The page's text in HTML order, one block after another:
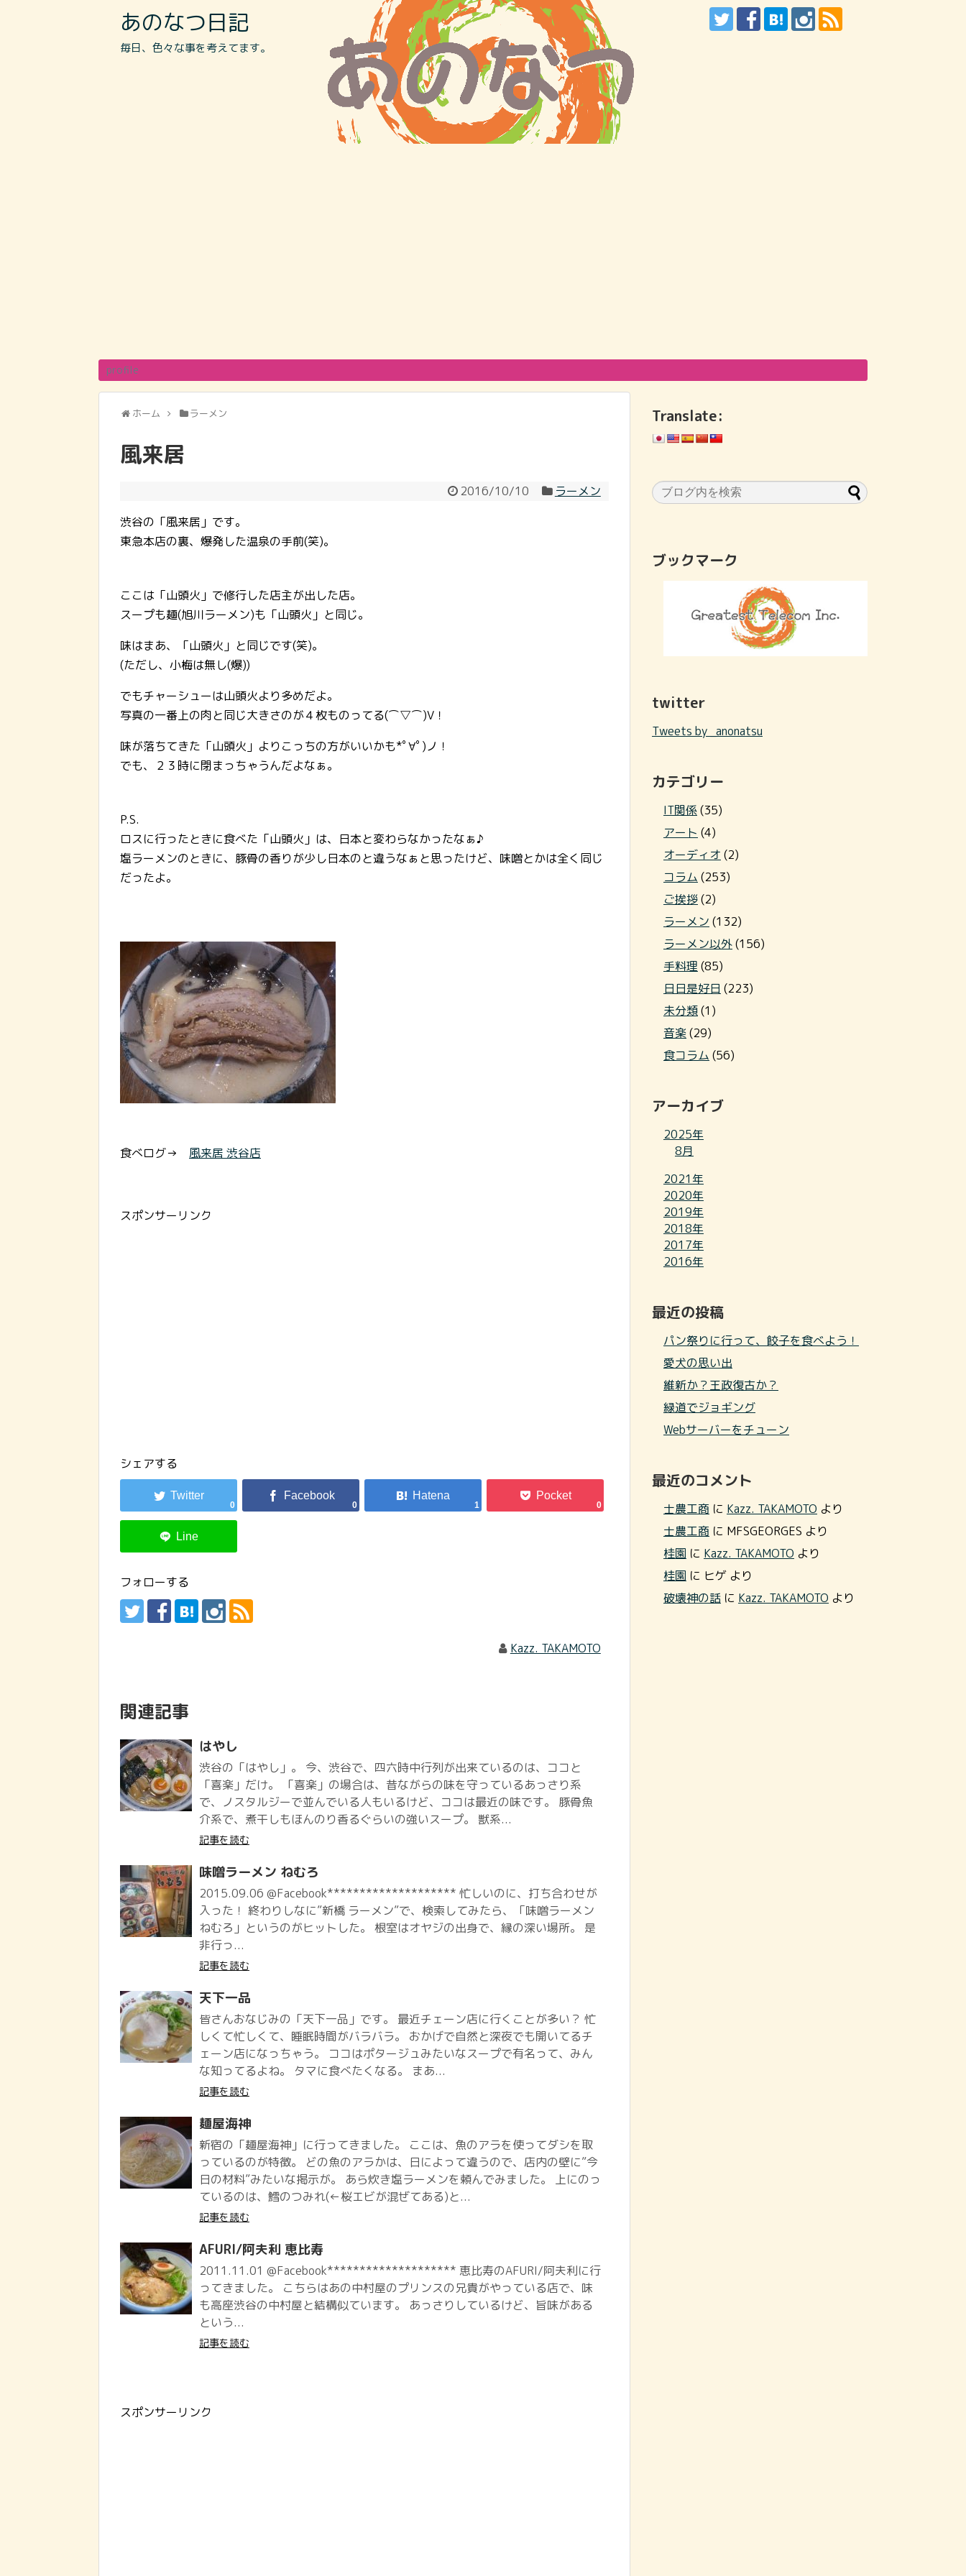
あのなつ日記
毎日、色々な事を考えてます。
profile
ホーム ラーメン
風来居
2016/10/10
ラーメン
渋谷の「風来居」です。
東急本店の裏、爆発した温泉の手前(笑)。
ここは「山頭火」で修行した店主が出した店。
スープも麺(旭川ラーメン)も「山頭火」と同じ。
味はまあ、「山頭火」と同じです(笑)。
(ただし、小梅は無し(爆))
でもチャーシューは山頭火より多めだよ。
写真の一番上の肉と同じ大きさのが４枚ものってる(⌒▽⌒)V！
味が落ちてきた「山頭火」よりこっちの方がいいかも*ﾟ∀ﾟ)ノ！
でも、２３時に閉まっちゃうんだよなぁ。
P.S.
ロスに行ったときに食べた「山頭火」は、日本と変わらなかったなぁ♪
塩ラーメンのときに、豚骨の香りが少し日本のと違うなぁと思ったけど、味噌とかは全く同じ
だったよ。
食べログ→ 風来居 渋谷店
スポンサーリンク
シェアする
0 0 1 0
フォローする
Kazz. TAKAMOTO
関連記事
はやし
渋谷の「はやし」。 今、渋谷で、四六時中行列が出来ているのは、ココと
「喜楽」だけ。 「喜楽」の場合は、昔ながらの味を守っているあっさり系
で、ノスタルジーで並んでいる人もいるけど、ココは最近の味です。 豚骨魚
介系で、煮干しもほんのり香るぐらいの強いスープ。 獣系...
記事を読む
味噌ラーメン ねむろ
2015.09.06 @Facebook******************** 忙しいのに、打ち合わせが
入った！ 終わりしなに”新橋 ラーメン”で、検索してみたら、「味噌ラーメン
ねむろ」というのがヒットした。 根室はオヤジの出身で、縁の深い場所。 是
非行っ...
記事を読む
天下一品
皆さんおなじみの「天下一品」です。 最近チェーン店に行くことが多い？ 忙
しくて忙しくて、睡眠時間がバラバラ。 おかげで自然と深夜でも開いてるチ
ェーン店になっちゃう。 ココはポタージュみたいなスープで有名って、みん
な知ってるよね。 タマに食べたくなる。 まあ...
記事を読む
麺屋海神
新宿の「麺屋海神」に行ってきました。 ここは、魚のアラを使ってダシを取
っているのが特徴。 どの魚のアラかは、日によって違うので、店内の壁に”今
日の材料”みたいな掲示が。 あら炊き塩ラーメンを頼んでみました。 上にのっ
ているのは、鱈のつみれ(←桜エビが混ぜてある)と...
記事を読む
AFURI/阿夫利 恵比寿
2011.11.01 @Facebook******************** 恵比寿のAFURI/阿夫利に行
ってきました。 こちらはあの中村屋のプリンスの兄貴がやっている店で、味
も高座渋谷の中村屋と結構似ています。 あっさりしているけど、旨味がある
という...
記事を読む
スポンサーリンク
Translate:
ブックマーク
twitter
Tweets by _anonatsu
カテゴリー
IT関係(35)
アート (4)
オーディオ (2)
コラム (253)
ご挨拶(2)
ラーメン (132)
ラーメン以外(156)
手料理 (85)
日日是好日 (223)
未分類(1)
音楽(29)
食コラム (56)
アーカイブ
2025年
8月
2021年
2020年
2019年
2018年
2017年
2016年
最近の投稿
パン祭りに行って、餃子を食べよう！
愛犬の思い出
維新か？王政復古か？
緑道でジョギング
Webサーバーをチューン
最近のコメント
士農工商 に Kazz. TAKAMOTO より
士農工商 に MFSGEORGES より
桂園 に Kazz. TAKAMOTO より
桂園 に ヒゲ より
破壊神の話 に Kazz. TAKAMOTO より